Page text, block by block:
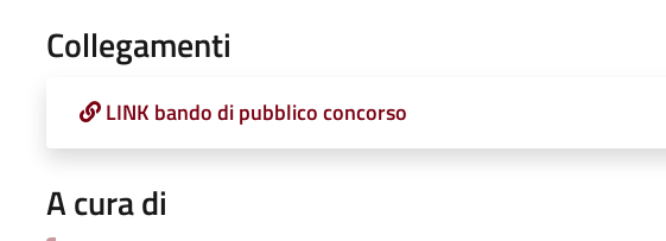
Collegamenti
LINK bando di pubblico concorso
A cura di